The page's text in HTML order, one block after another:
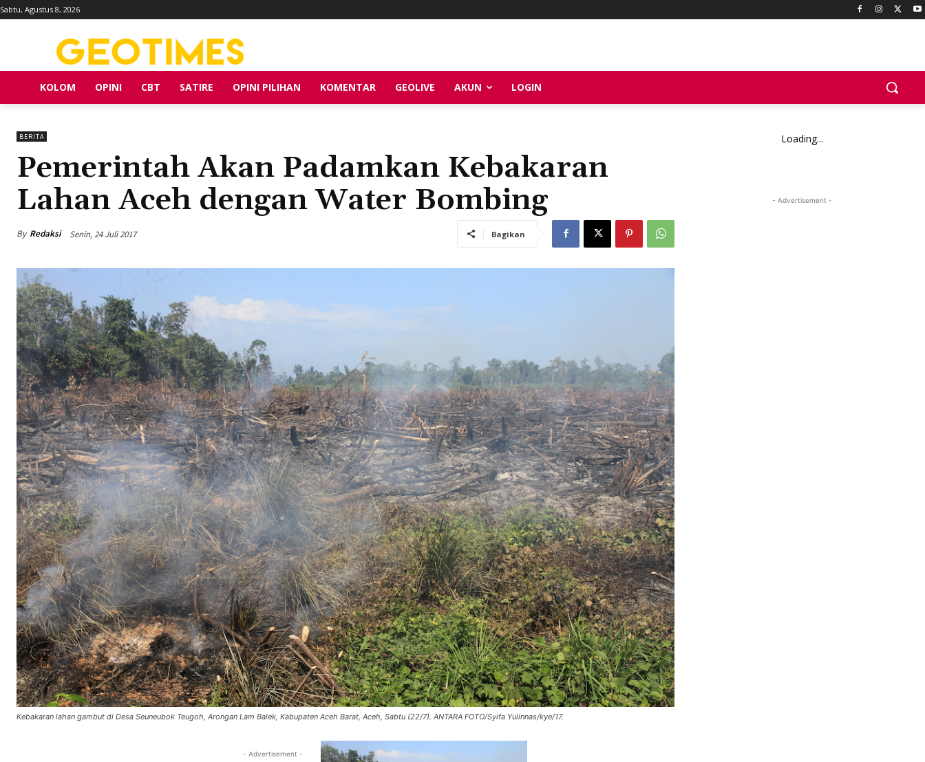
Sabtu, Agustus 8, 2026
KOLOM OPINI CBT SATIRE OPINI PILIHAN KOMENTAR GEOLIVE AKUN LOGIN
BERITA
Pemerintah Akan Padamkan Kebakaran
Lahan Aceh dengan Water Bombing
By Redaksi Senin, 24 Juli 2017 Bagikan
Kebakaran lahan gambut di Desa Seuneubok Teugoh, Arongan Lam Balek, Kabupaten Aceh Barat, Aceh, Sabtu (22/7). ANTARA FOTO/Syifa Yulinnas/kye/17.
- Advertisement -
Loading...
- Advertisement -